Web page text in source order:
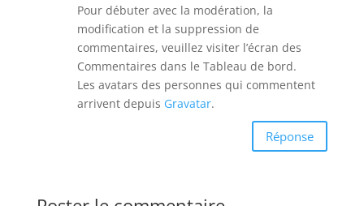
Pour débuter avec la modération, la
modification et la suppression de
commentaires, veuillez visiter l’écran des
Commentaires dans le Tableau de bord.
Les avatars des personnes qui commentent
arrivent depuis Gravatar.
Réponse